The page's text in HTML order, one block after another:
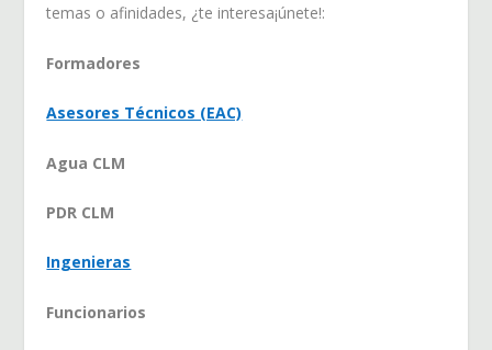
temas o afinidades, ¿te interesa¡únete!:
Formadores
Asesores Técnicos (EAC)
Agua CLM
PDR CLM
Ingenieras
Funcionarios